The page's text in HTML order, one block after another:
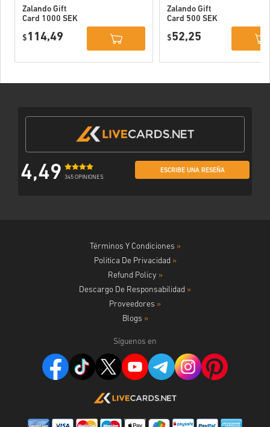
Zalando Gift
Card 1000 SEK
$ 114,49
Zalando Gift
Card 500 SEK
$52,25
4,49 345 OPINIONES
ESCRIBE UNA RESEÑA
Términos Y Condiciones »
Politica De Privacidad »
Refund Policy »
Descargo De Responsabilidad »
Proveedores »
Blogs »
Síguenos en